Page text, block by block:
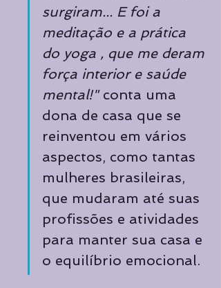
surgiram... E foi a
meditação e a prática
do yoga , que me deram
força interior e saúde
mental!" conta uma
dona de casa que se
reinventou em vários
aspectos, como tantas
mulheres brasileiras,
que mudaram até suas
profissões e atividades
para manter sua casa e
o equilíbrio emocional.